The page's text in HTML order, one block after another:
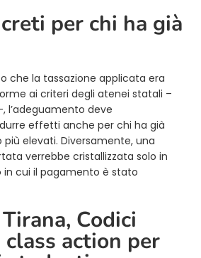
per chi ha già
che la tassazione applicata era
ai criteri degli atenei statali –
l’adeguamento deve
effetti anche per chi ha già
elevati. Diversamente, una
verrebbe cristallizzata solo in
cui il pagamento è stato
Codici
action per